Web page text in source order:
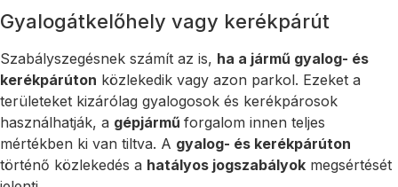
Gyalogátkelőhely vagy kerékpárút
Szabályszegésnek számít az is, ha a jármű gyalog- és
kerékpárúton közlekedik vagy azon parkol. Ezeket a
területeket kizárólag gyalogosok és kerékpárosok
használhatják, a gépjármű forgalom innen teljes
mértékben ki van tiltva. A gyalog- és kerékpárúton
történő közlekedés a hatályos jogszabályok megsértését